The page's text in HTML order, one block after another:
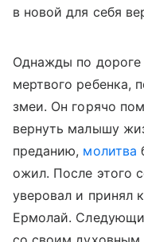
в новой для себя
Однажды по
мертвого ребенка,
змеи. Он горячо
вернуть малышу
преданию, молитва
ожил. После этого
уверовал и принял
Ермолай.